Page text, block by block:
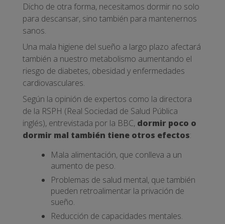
Dicho de otra forma, necesitamos dormir no solo
para descansar, sino también para mantenernos
sanos.
Una mala higiene del sueño a largo plazo afectará
también a nuestro metabolismo aumentando el
riesgo de diabetes, obesidad y enfermedades
cardiovasculares.
Según la opinión de expertos como la directora
de la RSPH (Real Sociedad de Salud Pública
inglés), entrevistada por la BBC, dormir poco o
dormir mal también tiene otros efectos:
Mala alimentación, que conlleva a un
aumento de peso.
Problemas de salud mental, que también
pueden retroalimentar la privación de
sueño.
Reducción de capacidades mentales.